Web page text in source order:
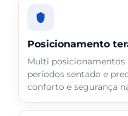
Posicionamento
Multi posicionamentos
períodos sentado e
conforto e segurança